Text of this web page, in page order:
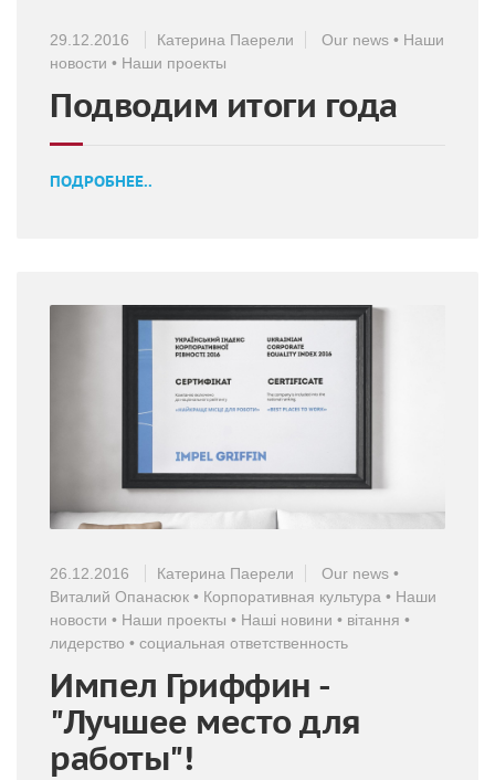
29.12.2016 Катерина Паерели Our news • Наши
новости • Наши проекты
Подводим итоги года
ПОДРОБНЕЕ..
26.12.2016 Катерина Паерели Our news •
Виталий Опанасюк • Корпоративная культура • Наши
новости • Наши проекты • Наші новини • вітання •
лидерство • социальная ответственность
Импел Гриффин -
"Лучшее место для
работы"!